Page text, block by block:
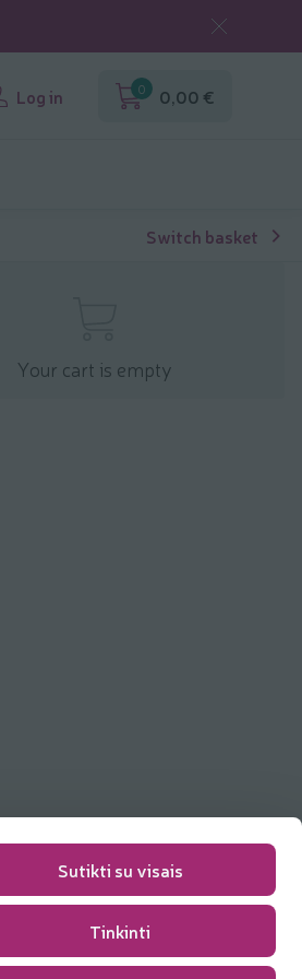
Sutikti su visais
Tinkinti
Log in 0 0,00 €
Switch basket
Your cart is empty
0,00 €